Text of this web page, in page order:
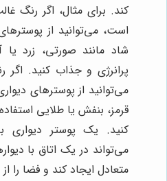
کند. برای مثال، اگر رنگ
است، می‌توانید از
شاد مانند صورتی، زرد یا
پرانرژی و جذاب کنید.
می‌توانید از پوسترهای
قرمز، بنفش یا طلایی
کنید. یک پوستر
می‌تواند در یک اتاق با
متعادل ایجاد کند و فضا را